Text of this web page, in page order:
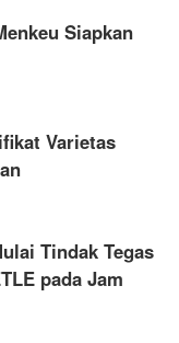
Siapkan
Varietas
Tindak Tegas
pada Jam